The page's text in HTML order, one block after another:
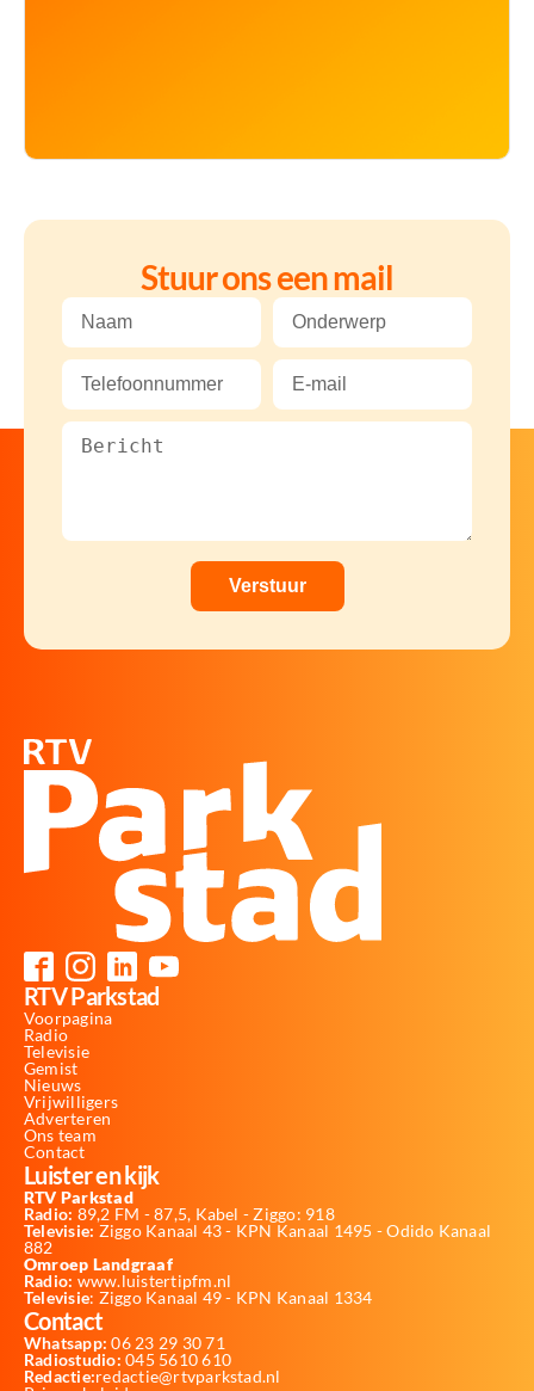
Stuur ons een mail
RTV Parkstad
Voorpagina
Radio
Televisie
Gemist
Nieuws
Vrijwilligers
Adverteren
Ons team
Contact
Luister en kijk
RTV Parkstad
Radio: 89,2 FM - 87,5, Kabel - Ziggo: 918
Televisie: Ziggo Kanaal 43 - KPN Kanaal 1495 - Odido Kanaal
882
Omroep Landgraaf
Radio: www.luistertipfm.nl
Televisie: Ziggo Kanaal 49 - KPN Kanaal 1334
Contact
Whatsapp: 06 23 29 30 71
Radiostudio: 045 5610 610
Redactie:redactie@rtvparkstad.nl